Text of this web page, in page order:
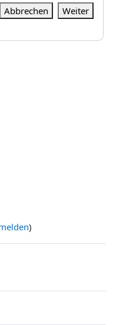
Abbrechen Weiter
)